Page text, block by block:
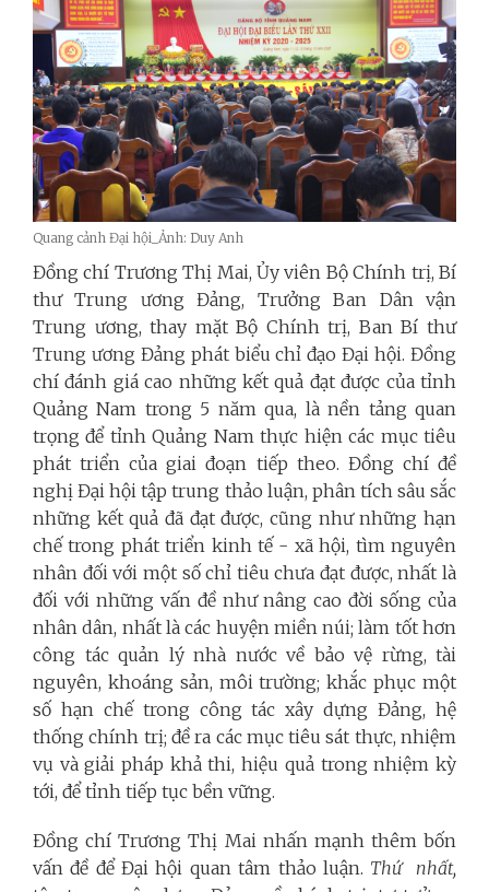
Quang cảnh Đại hội_Ảnh: Duy Anh
Đồng chí Trương Thị Mai, Ủy viên Bộ Chính trị, Bí
thư Trung ương Đảng, Trưởng Ban Dân vận
Trung ương, thay mặt Bộ Chính trị, Ban Bí thư
Trung ương Đảng phát biểu chỉ đạo Đại hội. Đồng
chí đánh giá cao những kết quả đạt được của tỉnh
Quảng Nam trong 5 năm qua, là nền tảng quan
trọng để tỉnh Quảng Nam thực hiện các mục tiêu
phát triển của giai đoạn tiếp theo. Đồng chí đề
nghị Đại hội tập trung thảo luận, phân tích sâu sắc
những kết quả đã đạt được, cũng như những hạn
chế trong phát triển kinh tế - xã hội, tìm nguyên
nhân đối với một số chỉ tiêu chưa đạt được, nhất là
đối với những vấn đề như nâng cao đời sống của
nhân dân, nhất là các huyện miền núi; làm tốt hơn
công tác quản lý nhà nước về bảo vệ rừng, tài
nguyên, khoáng sản, môi trường; khắc phục một
số hạn chế trong công tác xây dựng Đảng, hệ
thống chính trị; đề ra các mục tiêu sát thực, nhiệm
vụ và giải pháp khả thi, hiệu quả trong nhiệm kỳ
tới, để tỉnh tiếp tục bền vững.
Đồng chí Trương Thị Mai nhấn mạnh thêm bốn
vấn đề để Đại hội quan tâm thảo luận. Thứ nhất,